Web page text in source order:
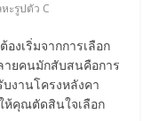
หะรูปตัว C
งเริ่มจากการเลือก
ายคนมักสับสนคือการ
บงานโครงหลังคา
ห้คุณตัดสินใจเลือก